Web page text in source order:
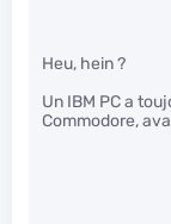
Heu, hein ?
Un IBM PC a
Commodore,